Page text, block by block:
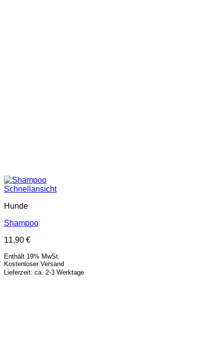
Schnellansicht
Hunde
Shampoo
11,90 €
Enthält 19% MwSt.
Kostenloser Versand
Lieferzeit: ca. 2-3 Werktage